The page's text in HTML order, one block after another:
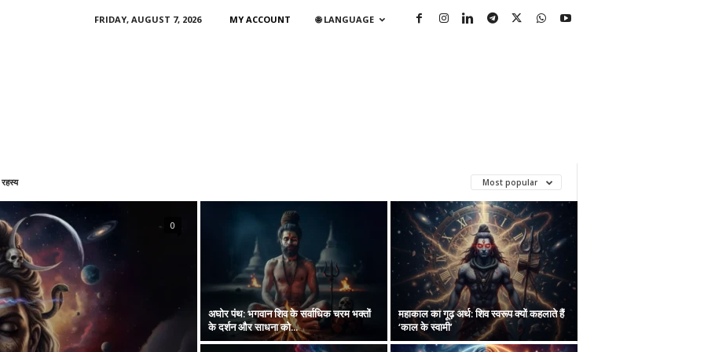
FRIDAY, AUGUST 7, 2026 MY ACCOUNT
🌐 LANGUAGE
Most popular
0
अघोर पंथ: भगवान शिव के सर्वाधिक चरम भक्तों
के दर्शन और साधना को...
महाकाल का गूढ़ अर्थ: शिव स्वरूप क्यों कहलाते हैं
‘काल के स्वामी’